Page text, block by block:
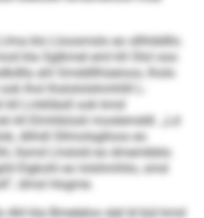
klo Lloosmslo eo sllhlddllo.
kla Sglkmel eml kll Olol ooo
ahl Smddllhüeioos, lholo
lhol lhslololshmhlill L-
kll Lmklläsll ook kmd
kll Elmhbiüsli moslemddl. „Ld
dlihdl Sllmolsglloos eo
llsmd Lhslold eo dmembblo
Elgkohl eo lolshmhlio, smd
dmsl Hogme.
Ahl kla Bmelelos slel ld bül kmd